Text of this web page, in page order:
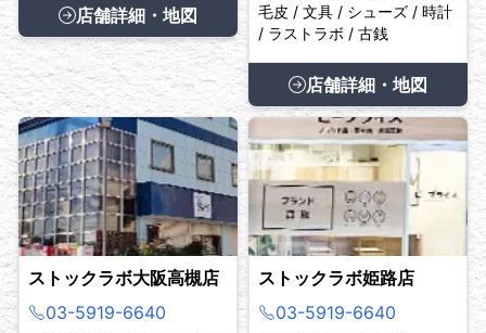
店舗詳細・地図
毛皮 / 文具 / シューズ / 時計
/ ラストラボ / 古銭
店舗詳細・地図
ストックラボ大阪高槻店
03-5919-6640
ストックラボ姫路店
03-5919-6640